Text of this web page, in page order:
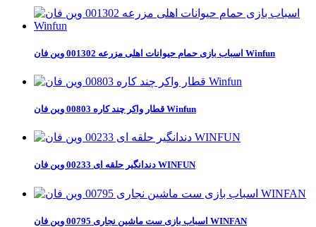
اسباب بازی حمام حیوانات اهلی مزرعه 001302 وین فان Winfun
قطار واکر چند کاره 00803 وین فان Winfun
دندانگیر حلقه ای 00233 وین فان WINFUN
اسباب بازی ست ماشین نجاری 00795 وین فان WINFAN